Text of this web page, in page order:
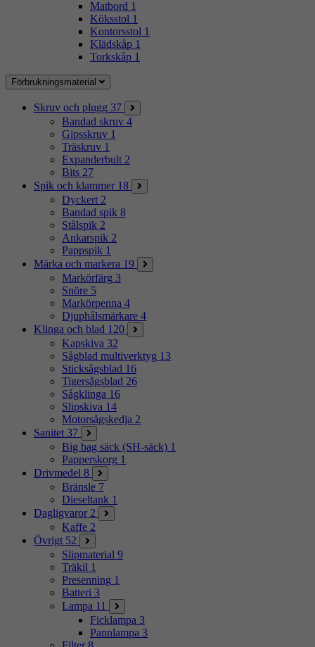
Matbord 1
Köksstol 1
Kontorsstol 1
Klädskåp 1
Torkskåp 1
Förbrukningsmaterial
Skruv och plugg 37
Bandad skruv 4
Gipsskruv 1
Träskruv 1
Expanderbult 2
Bits 27
Spik och klammer 18
Dyckert 2
Bandad spik 8
Stålspik 2
Ankarspik 2
Pappspik 1
Märka och markera 19
Markörfärg 3
Snöre 5
Markörpenna 4
Djuphålsmärkare 4
Klinga och blad 120
Kapskiva 32
Sågblad multiverktyg 13
Sticksågsblad 16
Tigersågsblad 26
Sågklinga 16
Slipskiva 14
Motorsågskedja 2
Sanitet 37
Big bag säck (SH-säck) 1
Papperskorg 1
Drivmedel 8
Bränsle 7
Dieseltank 1
Dagligvaror 2
Kaffe 2
Övrigt 52
Slipmaterial 9
Träkil 1
Presenning 1
Batteri 3
Lampa 11
Ficklampa 3
Pannlampa 3